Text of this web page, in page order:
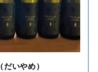
いやめ）